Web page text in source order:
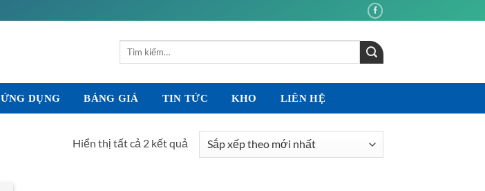
Tìm
ỨNG DỤNG BẢNG GIÁ TIN TỨC KHO LIÊN HỆ
Hiển thị tất cả 2 kết quảĐã
sắp